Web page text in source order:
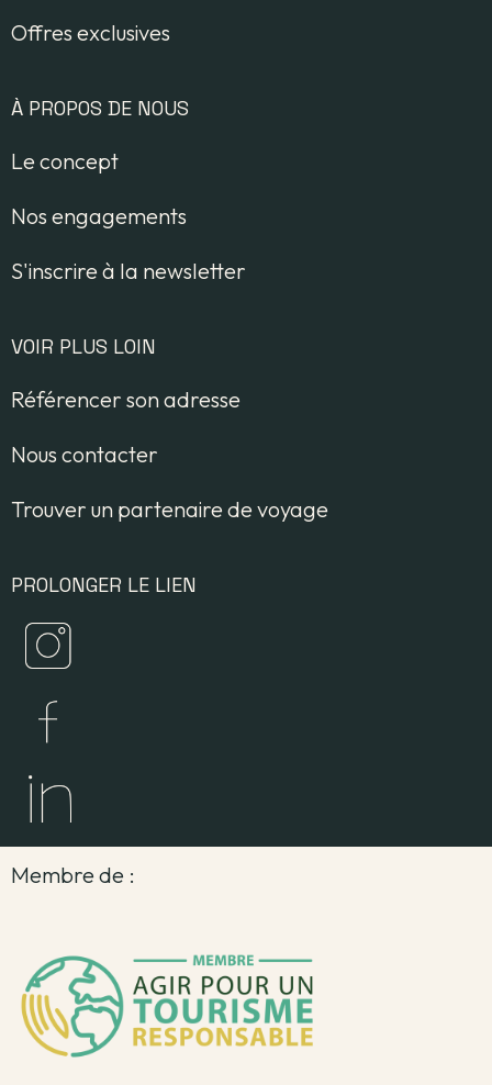
Offres exclusives
À PROPOS DE NOUS
Le concept
Nos engagements
S'inscrire à la newsletter
VOIR PLUS LOIN
Référencer son adresse
Nous contacter
Trouver un partenaire de voyage
PROLONGER LE LIEN
Membre de :